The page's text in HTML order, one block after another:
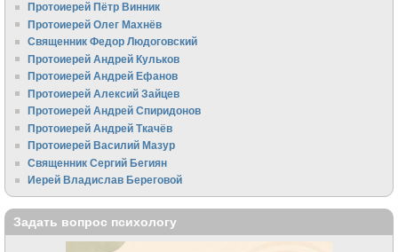
Протоиерей Пётр Винник
Протоиерей Олег Махнёв
Священник Федор Людоговский
Протоиерей Андрей Кульков
Протоиерей Андрей Ефанов
Протоиерей Алексий Зайцев
Протоиерей Андрей Спиридонов
Протоиерей Андрей Ткачёв
Протоиерей Василий Мазур
Священник Сергий Бегиян
Иерей Владислав Береговой
Задать вопрос психологу